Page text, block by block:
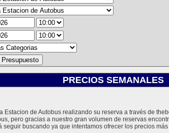
PRECIOS SEMANALES
de Autobus realizando su reserva a través de
pero gracias a nuestro gran volumen de reservas
buscando ya que intentamos ofrecer los precios